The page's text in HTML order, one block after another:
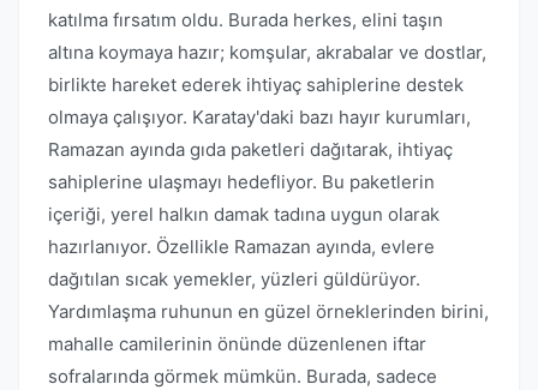
katılma fırsatım oldu. Burada herkes, elini taşın
altına koymaya hazır; komşular, akrabalar ve dostlar,
birlikte hareket ederek ihtiyaç sahiplerine destek
olmaya çalışıyor. Karatay'daki bazı hayır kurumları,
Ramazan ayında gıda paketleri dağıtarak, ihtiyaç
sahiplerine ulaşmayı hedefliyor. Bu paketlerin
içeriği, yerel halkın damak tadına uygun olarak
hazırlanıyor. Özellikle Ramazan ayında, evlere
dağıtılan sıcak yemekler, yüzleri güldürüyor.
Yardımlaşma ruhunun en güzel örneklerinden birini,
mahalle camilerinin önünde düzenlenen iftar
sofralarında görmek mümkün. Burada, sadece